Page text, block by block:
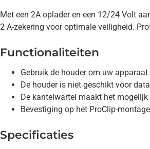
Met een 2A oplader en een 12/24 Volt
2 A-zekering voor optimale veiligheid.
Functionaliteiten
Gebruik de houder om uw
De houder is niet geschikt voor
De kantelwartel maakt het
Bevestiging op het ProClip-
Specificaties